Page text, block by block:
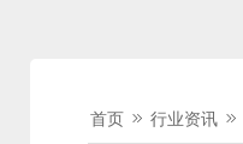
首页 行业资讯